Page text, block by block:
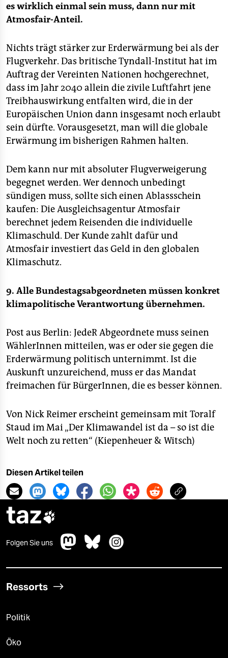
es wirklich einmal sein muss, dann nur mit
Atmosfair-Anteil.
Nichts trägt stärker zur Erderwärmung bei als der
Flugverkehr. Das britische Tyndall-Institut hat im
Auftrag der Vereinten Nationen hochgerechnet,
dass im Jahr 2040 allein die zivile Luftfahrt jene
Treibhauswirkung entfalten wird, die in der
Europäischen Union dann insgesamt noch erlaubt
sein dürfte. Vorausgesetzt, man will die globale
Erwärmung im bisherigen Rahmen halten.
Dem kann nur mit absoluter Flugverweigerung
begegnet werden. Wer dennoch unbedingt
sündigen muss, sollte sich einen Ablassschein
kaufen: Die Ausgleichsagentur Atmosfair
berechnet jedem Reisenden die individuelle
Klimaschuld. Der Kunde zahlt dafür und
Atmosfair investiert das Geld in den globalen
Klimaschutz.
9. Alle Bundestagsabgeordneten müssen konkret
klimapolitische Verantwortung übernehmen.
Post aus Berlin: JedeR Abgeordnete muss seinen
WählerInnen mitteilen, was er oder sie gegen die
Erderwärmung politisch unternimmt. Ist die
Auskunft unzureichend, muss er das Mandat
freimachen für BürgerInnen, die es besser können.
Von Nick Reimer erscheint gemeinsam mit Toralf
Staud im Mai „Der Klimawandel ist da – so ist die
Welt noch zu retten“ (Kiepenheuer & Witsch)
Diesen Artikel teilen
taz
Folgen Sie uns
Ressorts
Politik
Öko